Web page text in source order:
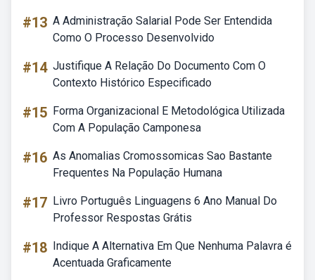
#13 A Administração Salarial Pode Ser Entendida
Como O Processo Desenvolvido
#14 Justifique A Relação Do Documento Com O
Contexto Histórico Especificado
#15 Forma Organizacional E Metodológica Utilizada
Com A População Camponesa
#16 As Anomalias Cromossomicas Sao Bastante
Frequentes Na População Humana
#17 Livro Português Linguagens 6 Ano Manual Do
Professor Respostas Grátis
#18 Indique A Alternativa Em Que Nenhuma Palavra é
Acentuada Graficamente